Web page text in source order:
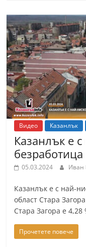
Видео Казанлък
Казанлък е
безработица
05.03.2024 Иван
Казанлък е с най-
област Стара
Стара Загора е 4,28
Прочетете повече